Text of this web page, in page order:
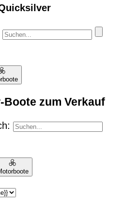
zum Verkauf